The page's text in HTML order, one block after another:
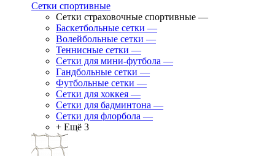
Сетки спортивные
Сетки страховочные спортивные —
Баскетбольные сетки —
Волейбольные сетки —
Теннисные сетки —
Сетки для мини-футбола —
Гандбольные сетки —
Футбольные сетки —
Сетки для хоккея —
Сетки для бадминтона —
Сетки для флорбола —
+ Ещё 3